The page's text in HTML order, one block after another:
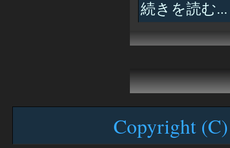
続きを読む...
Copyright